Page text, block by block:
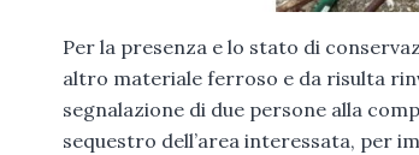
Per la presenza e lo stato di
altro materiale ferroso e da risulta
segnalazione di due persone alla
sequestro dell’area interessata, per